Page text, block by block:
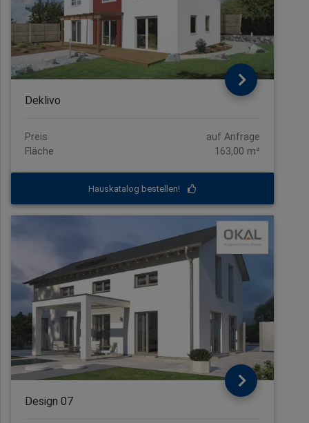
Deklivo
Preis
auf Anfrage
Fläche
163,00 m²
Hauskatalog bestellen!
Design 07